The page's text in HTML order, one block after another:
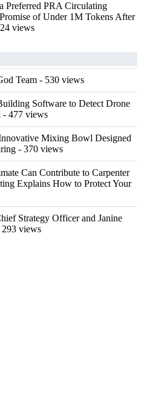
Preferred PRA Circulating
of Under 1M Tokens After
views
Team - 530 views
Software to Detect Drone
- 477 views
Mixing Bowl Designed
- 370 views
Can Contribute to Carpenter
Explains How to Protect Your
Strategy Officer and Janine
views